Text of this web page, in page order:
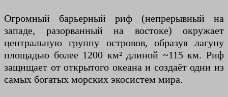
Огромный барьерный риф (непрерывный на
западе, разорванный на востоке) окружает
центральную группу островов, образуя лагуну
площадью более 1200 км² длиной ~115 км. Риф
защищает от открытого океана и создаёт одни из
самых богатых морских экосистем мира.